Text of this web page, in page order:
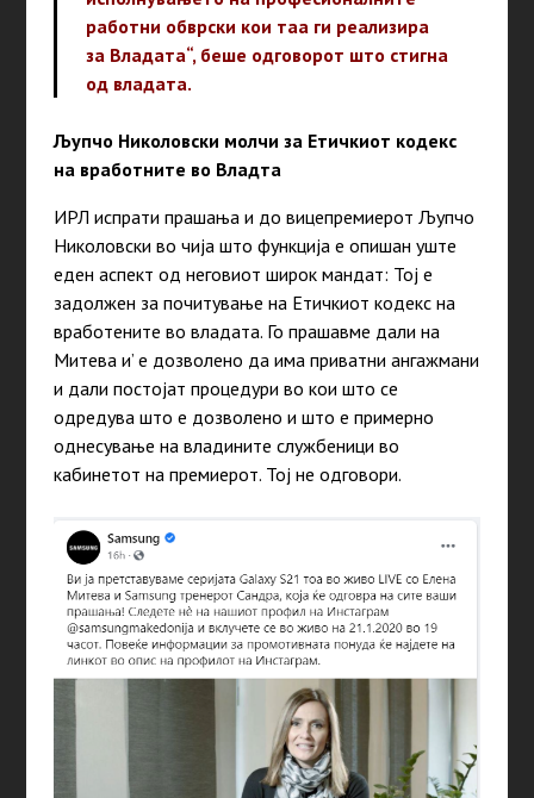
работни обврски кои таа ги реализира
за Владата“, беше одговорот што стигна
од владата.
Љупчо Николовски молчи за Етичкиот кодекс
на вработните во Владта
ИРЛ испрати прашања и до вицепремиерот Љупчо
Николовски во чија што функција е опишан уште
еден аспект од неговиот широк мандат: Тој е
задолжен за почитување на Етичкиот кодекс на
вработените во владата. Го прашавме дали на
Митева и’ е дозволено да има приватни ангажмани
и дали постојат процедури во кои што се
одредува што е дозволено и што е примерно
однесување на владините службеници во
кабинетот на премиерот. Тој не одговори.